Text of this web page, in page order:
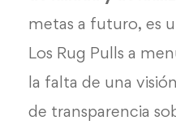
metas a futuro, es
Los Rug Pulls a
la falta de una
de transparencia